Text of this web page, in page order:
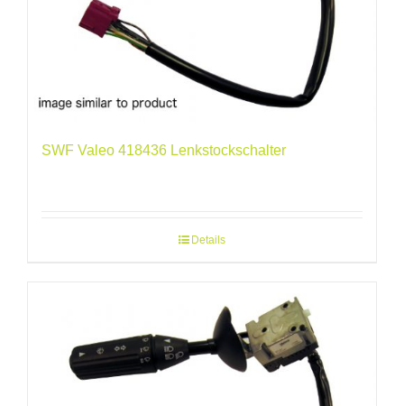
SWF Valeo 418436 Lenkstockschalter
Details